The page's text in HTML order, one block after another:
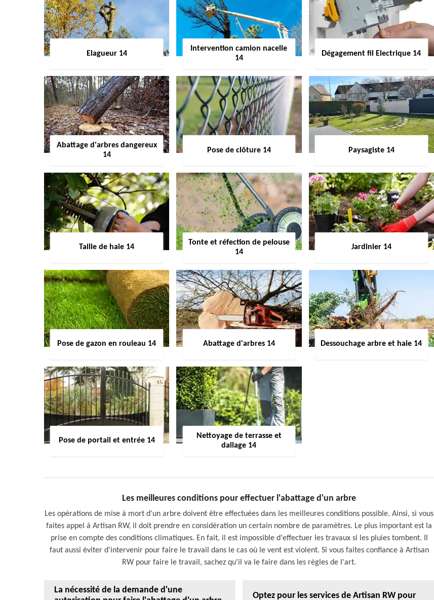
Elagueur 14
Intervention camion nacelle
14
Dégagement fil Electrique 14
Abattage d'arbres dangereux
14
Pose de clôture 14 Paysagiste 14
Taille de haie 14
Tonte et réfection de pelouse
14
Jardinier 14
Pose de gazon en rouleau 14 Abattage d'arbres 14 Dessouchage arbre et haie 14
Pose de portail et entrée 14
Nettoyage de terrasse et
dallage 14
Les meilleures conditions pour effectuer l'abattage d'un arbre
Les opérations de mise à mort d'un arbre doivent être effectuées dans les meilleures conditions possible. Ainsi, si vous
faites appel à Artisan RW, il doit prendre en considération un certain nombre de paramètres. Le plus important est la
prise en compte des conditions climatiques. En fait, il est impossible d'effectuer les travaux si les pluies tombent. Il
faut aussi éviter d'intervenir pour faire le travail dans le cas où le vent est violent. Si vous faites confiance à Artisan
RW pour faire le travail, sachez qu'il va le faire dans les règles de l'art.
La nécessité de la demande d'une
Optez pour les services de Artisan RW pour